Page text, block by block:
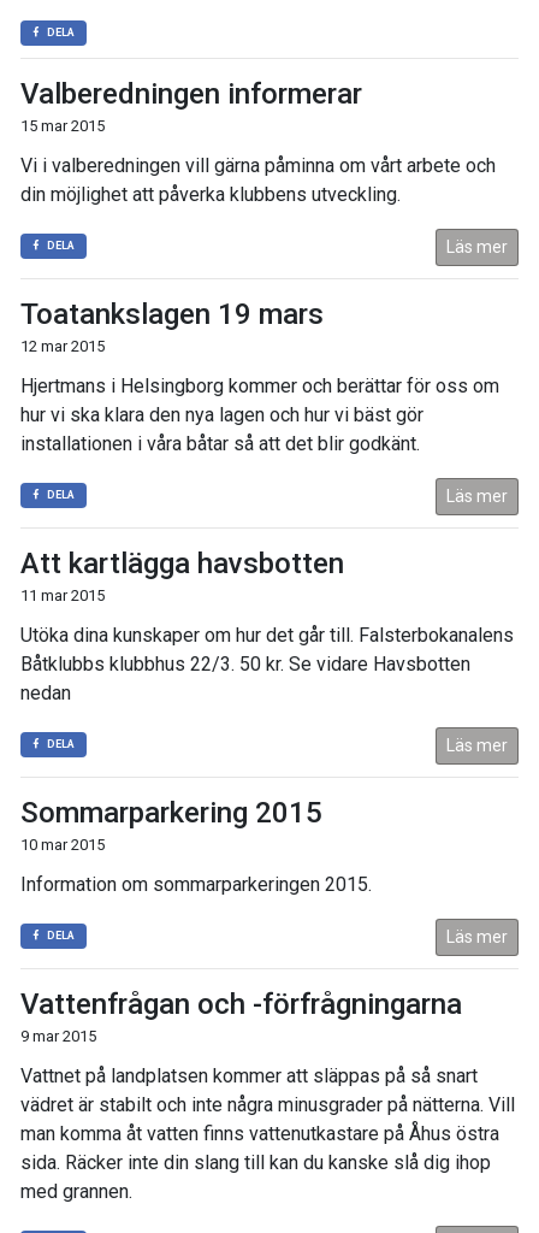
DELA
Valberedningen informerar
15 mar 2015
Vi i valberedningen vill gärna påminna om vårt arbete och
din möjlighet att påverka klubbens utveckling.
DELA Läs mer
Toatankslagen 19 mars
12 mar 2015
Hjertmans i Helsingborg kommer och berättar för oss om
hur vi ska klara den nya lagen och hur vi bäst gör
installationen i våra båtar så att det blir godkänt.
DELA Läs mer
Att kartlägga havsbotten
11 mar 2015
Utöka dina kunskaper om hur det går till. Falsterbokanalens
Båtklubbs klubbhus 22/3. 50 kr. Se vidare Havsbotten
nedan
DELA Läs mer
Sommarparkering 2015
10 mar 2015
Information om sommarparkeringen 2015.
DELA Läs mer
Vattenfrågan och -förfrågningarna
9 mar 2015
Vattnet på landplatsen kommer att släppas på så snart
vädret är stabilt och inte några minusgrader på nätterna. Vill
man komma åt vatten finns vattenutkastare på Åhus östra
sida. Räcker inte din slang till kan du kanske slå dig ihop
med grannen.